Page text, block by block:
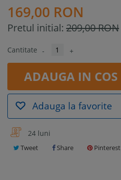
169,00 RON
Pretul initial: 209,00 RON
Cantitate - +
ADAUGA IN COS
Adauga la favorite
24 luni
Tweet Share Pinterest